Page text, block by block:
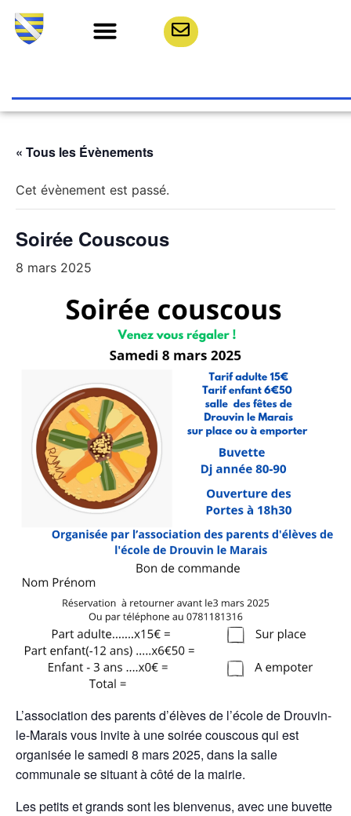
« Tous les Évènements
Cet évènement est passé.
Soirée Couscous
8 mars 2025
L’association des parents d’élèves de l’école de Drouvin-
le-Marais vous invite à une soirée couscous qui est
organisée le samedi 8 mars 2025, dans la salle
communale se situant à côté de la mairie.
Les petits et grands sont les bienvenus, avec une buvette